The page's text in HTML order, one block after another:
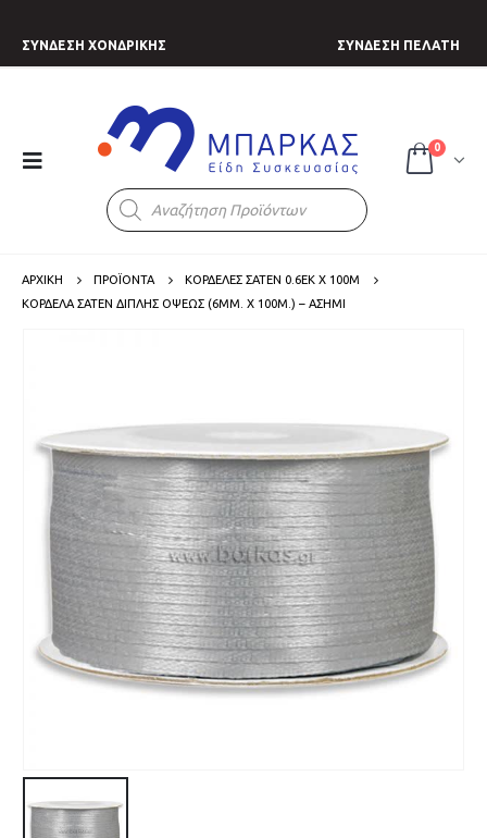
ΣΥΝΔΕΣΗ ΧΟΝΔΡΙΚΗΣ ΣΥΝΔΕΣΗ ΠΕΛΑΤΗ
Products
search
0
ΑΡΧΙΚΗ ΠΡΟΪΟΝΤΑ
ΚΟΡΔΕΛΕΣ ΣΑΤΕΝ 0.6ΕΚ Χ 100Μ
ΚΟΡΔΈΛΑ ΣΑΤΈΝ ΔΙΠΛΉΣ ΌΨΕΩΣ (6MM. X 100Μ.) – ΑΣΗΜΊ